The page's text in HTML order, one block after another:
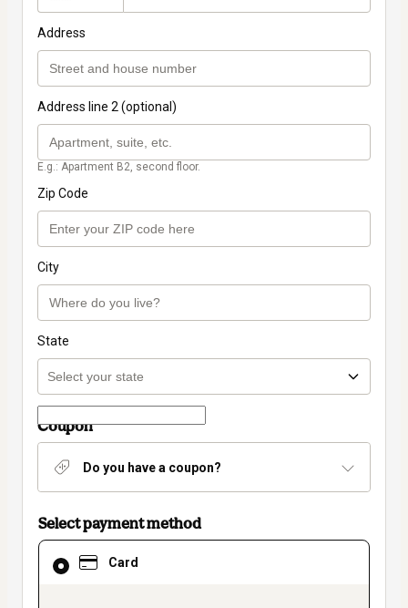
Address
Address line 2 (optional)
E.g.: Apartment B2, second floor.
Zip Code
City
State
Coupon
Do you have a coupon?
Select payment method
Card
Card
selected